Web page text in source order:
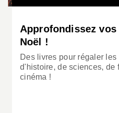
résister, d’user son
le visage de l’Europe pour
On en mesure encore les
aujourd’hui.
Approfondissez
Noël !
Des livres pour régaler les
d'histoire, de sciences, de
cinéma !